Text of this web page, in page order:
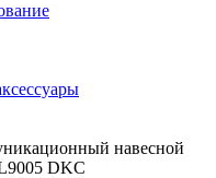
навесной
DKC